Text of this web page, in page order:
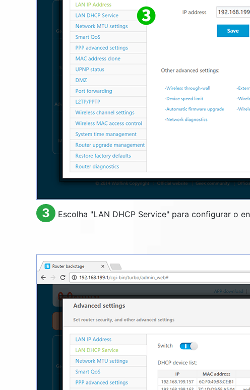
3 Escolha "LAN DHCP Service" para configurar o